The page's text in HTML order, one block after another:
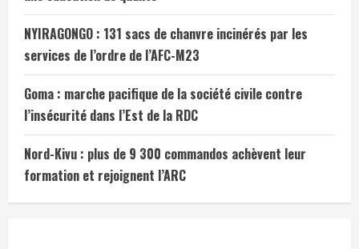
NYIRAGONGO : 131 sacs de chanvre incinérés par les
services de l’ordre de l’AFC-M23
Goma : marche pacifique de la société civile contre
l’insécurité dans l’Est de la RDC
Nord-Kivu : plus de 9 300 commandos achèvent leur
formation et rejoignent l’ARC